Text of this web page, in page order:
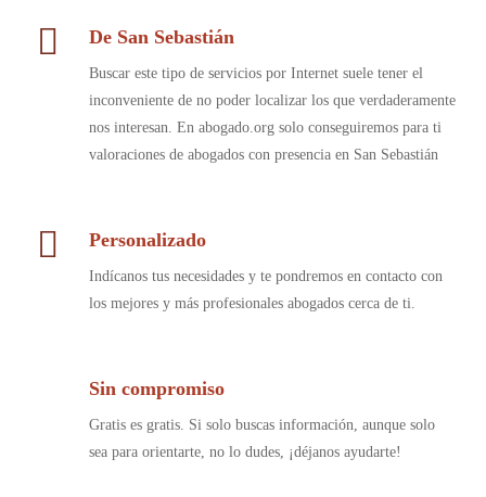
De San Sebastián
Buscar este tipo de servicios por Internet suele tener el
inconveniente de no poder localizar los que verdaderamente
nos interesan. En abogado.org solo conseguiremos para ti
valoraciones de abogados con presencia en San Sebastián
Personalizado
Indícanos tus necesidades y te pondremos en contacto con
los mejores y más profesionales abogados cerca de ti.
Sin compromiso
Gratis es gratis. Si solo buscas información, aunque solo
sea para orientarte, no lo dudes, ¡déjanos ayudarte!